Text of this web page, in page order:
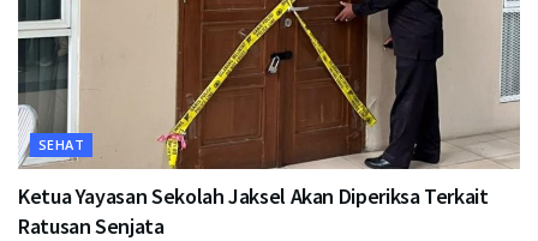
SEHAT
Ketua Yayasan Sekolah Jaksel Akan Diperiksa Terkait
Ratusan Senjata